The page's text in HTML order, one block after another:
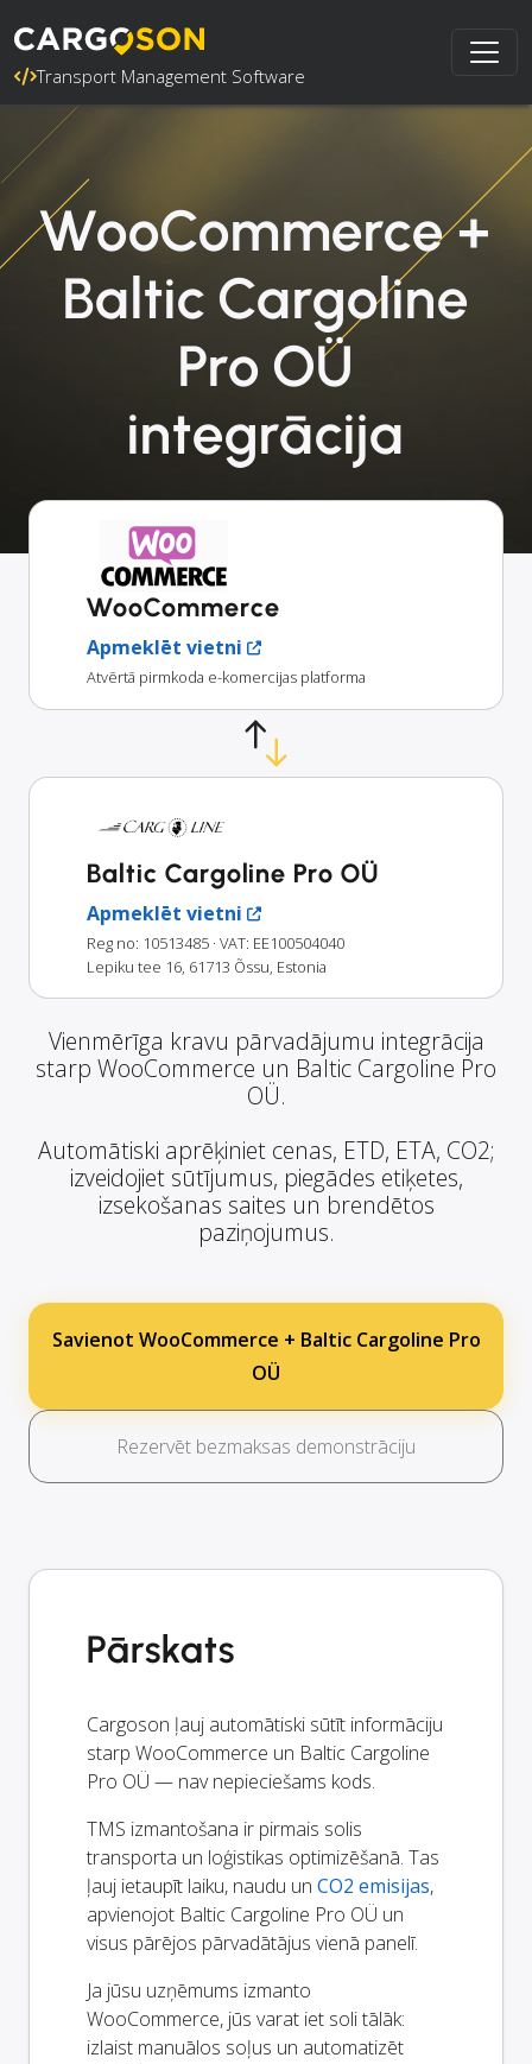
Transport Management Software
WooCommerce +
Baltic Cargoline
Pro OÜ
integrācija
WooCommerce
Apmeklēt vietni
Atvērtā pirmkoda e-komercijas platforma
Baltic Cargoline Pro OÜ
Apmeklēt vietni
Reg no: 10513485 · VAT: EE100504040
Lepiku tee 16, 61713 Õssu, Estonia
Vienmērīga kravu pārvadājumu integrācija
starp WooCommerce un Baltic Cargoline Pro
OÜ.
Automātiski aprēķiniet cenas, ETD, ETA, CO2;
izveidojiet sūtījumus, piegādes etiķetes,
izsekošanas saites un brendētos
paziņojumus.
Savienot WooCommerce + Baltic Cargoline Pro
OÜ
Rezervēt bezmaksas demonstrāciju
Pārskats
Cargoson ļauj automātiski sūtīt informāciju
starp WooCommerce un Baltic Cargoline
Pro OÜ — nav nepieciešams kods.
TMS izmantošana ir pirmais solis
transporta un loģistikas optimizēšanā. Tas
ļauj ietaupīt laiku, naudu un CO2 emisijas,
apvienojot Baltic Cargoline Pro OÜ un
visus pārējos pārvadātājus vienā panelī.
Ja jūsu uzņēmums izmanto
WooCommerce, jūs varat iet soli tālāk:
izlaist manuālos soļus un automatizēt